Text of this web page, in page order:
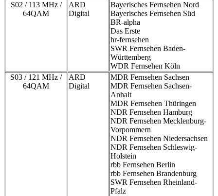
S02 / 113 MHz /
64QAM
ARD
Digital
Bayerisches Fernsehen Nord
Bayerisches Fernsehen Süd
BR-alpha
Das Erste
hr-fernsehen
SWR Fernsehen Baden-
Württemberg
WDR Fernsehen Köln
S03 / 121 MHz /
64QAM
ARD
Digital
MDR Fernsehen Sachsen
MDR Fernsehen Sachsen-
Anhalt
MDR Fernsehen Thüringen
NDR Fernsehen Hamburg
NDR Fernsehen Mecklenburg-
Vorpommern
NDR Fernsehen Niedersachsen
NDR Fernsehen Schleswig-
Holstein
rbb Fernsehen Berlin
rbb Fernsehen Brandenburg
SWR Fernsehen Rheinland-
Pfalz